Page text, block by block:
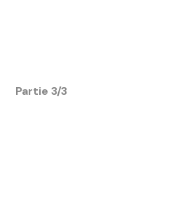
Partie 3/3